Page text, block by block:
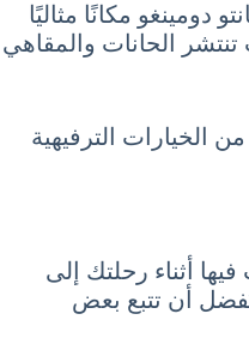
دومينغو مكانًا مثاليًا
الحانات والمقاهي
الخيارات الترفيهية
أثناء رحلتك إلى
يُفضل أن تتبع بعض